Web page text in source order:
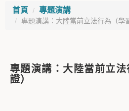
首頁 專題演講
專題演講：大陸當前立法行為（學
專題演講：大陸當前立
證）